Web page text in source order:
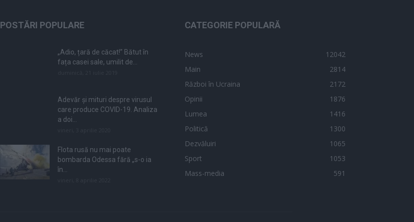
POSTĂRI POPULARE
„Adio, țară de căcat!” Bătut în
fața casei sale, umilit de...
Adevăr și mituri despre virusul
care produce COVID-19. Analiza
a doi...
Flota rusă nu mai poate
bombarda Odessa fără „s-o ia
în...
CATEGORIE POPULARĂ
News
12042
Main
2814
Război în Ucraina
2172
Opinii
1876
Lumea
1416
Politică
1300
Dezvăluiri
1065
Sport
1053
Mass-media
591